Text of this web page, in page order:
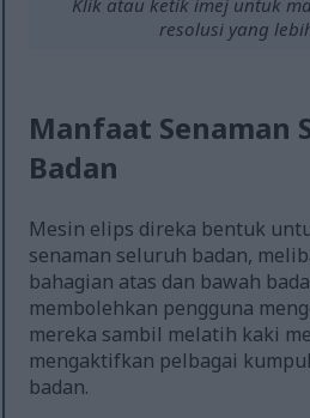
Klik atau ketik imej untuk
resolusi yang
Manfaat Senaman
Badan
Mesin elips direka bentuk
senaman seluruh badan,
bahagian atas dan bawah
membolehkan pengguna
mereka sambil melatih kaki
mengaktifkan pelbagai
badan.